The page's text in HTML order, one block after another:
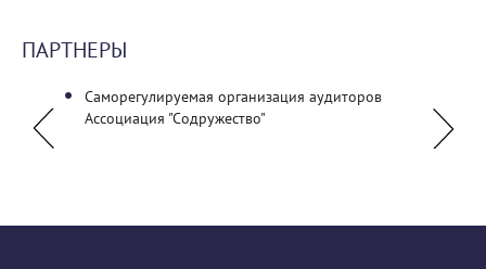
ПАРТНЕРЫ
Саморегулируемая организация аудиторов
Ассоциация "Содружество"